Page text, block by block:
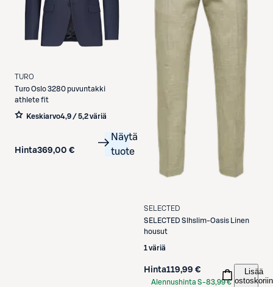
TURO
TuroOslo 3280 puvuntakki
athlete fit
Keskiarvo4,9 / 5,2 väriä
Hinta369,00 €
Näytä
tuote
SELECTED
SELECTED Slhslim-Oasis Linen
housut
1 väriä
Hinta119,99 €
Alennushinta S-83,99 €
Lisää
ostoskoriin